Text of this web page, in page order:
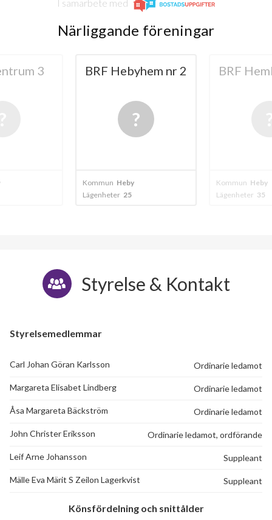
I samarbete med
Närliggande föreningar
3 BRF Hebyhem nr 2
Kommun Heby
Lägenheter 25
BRF
Kommun Heby
Lägenheter 35
Styrelse & Kontakt
Styrelsemedlemmar
Carl Johan Göran Karlsson Ordinarie ledamot
Margareta Elisabet Lindberg Ordinarie ledamot
Åsa Margareta Bäckström Ordinarie ledamot
John Christer Eriksson Ordinarie ledamot, ordförande
Leif Arne Johansson Suppleant
Mälle Eva Märit S Zeilon Lagerkvist Suppleant
Könsfördelning och snittålder